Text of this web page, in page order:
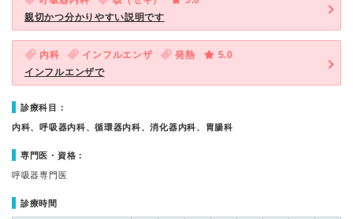
親切かつ分かりやすい説明です
内科 インフルエンザ 発熱
5.0
インフルエンザで
診療科目：
内科、呼吸器内科、循環器内科、消化器内科、胃腸科
専門医・資格：
呼吸器専門医
診療時間